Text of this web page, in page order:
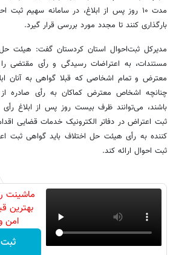
مدت ۱۰ روز پس از ابلاغ، در سامانه سهیم
بارگذاری کنند تا مجدد مورد بررسی قرار گیرد.
مدیرکل ثبت‌احوال استان کردستان گفت: هیئت
مستندات، به اعتراضات رسیدگی و رأی مقتضی
معترض و تمام اشخاصی که قبلا گواهی به آنان
چنانچه اشخاص معترض کماکان به رأی صادره
باشند، می‌توانند ظرف بیست روز پس از ابلاغ
ثبت اعتراض در دفاتر الکترونیک خدمات قضایی
کننده به رأی هیئت حل اختلاف باید گواهی ثبت
ثبت احوال ارائه کند.
ماشینت
بهترین
امن